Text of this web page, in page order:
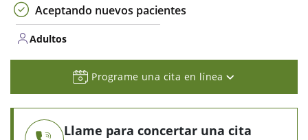
Aceptando nuevos pacientes
Adultos
Programe una cita en línea
Llame para concertar una cita